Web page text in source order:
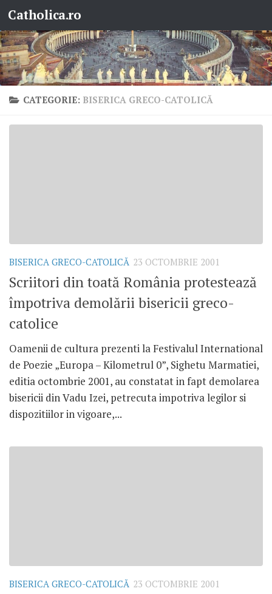
Skip to content
Catholica.ro
CATEGORIE: BISERICA GRECO-CATOLICĂ
BISERICA GRECO-CATOLICĂ 23 OCTOMBRIE 2001
Scriitori din toată România protestează
împotriva demolării bisericii greco-
catolice
Oamenii de cultura prezenti la Festivalul International
de Poezie „Europa – Kilometrul 0”, Sighetu Marmatiei,
editia octombrie 2001, au constatat in fapt demolarea
bisericii din Vadu Izei, petrecuta impotriva legilor si
dispozitiilor in vigoare,...
BISERICA GRECO-CATOLICĂ 23 OCTOMBRIE 2001